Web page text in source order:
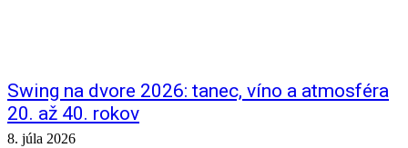
Swing na dvore 2026: tanec, víno a atmosféra
20. až 40. rokov
8. júla 2026